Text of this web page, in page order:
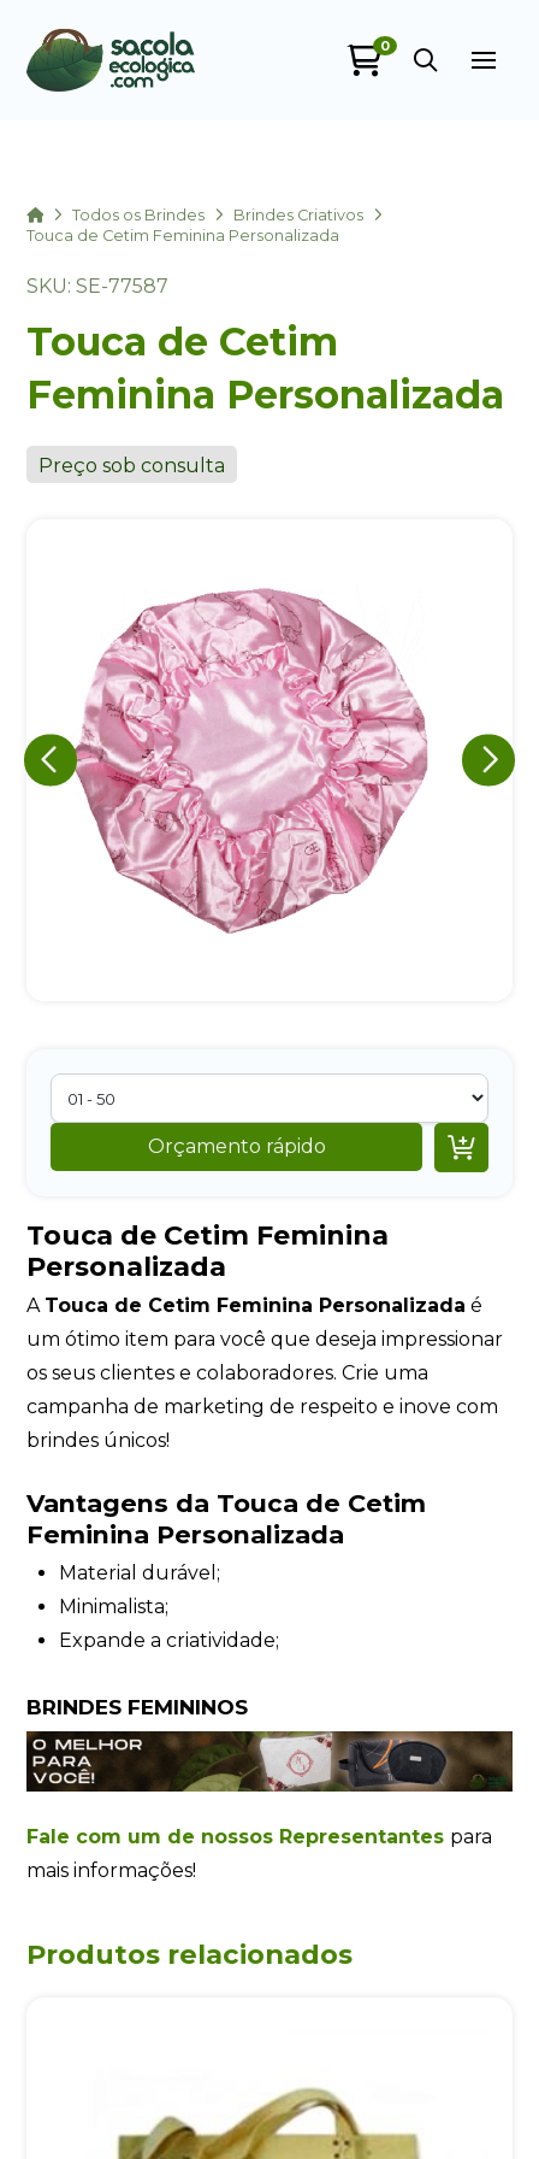
0
HomeTodos os Brindes
Brindes Criativos
Touca de Cetim Feminina Personalizada
SKU: SE-77587
Touca de Cetim
Feminina Personalizada
Preço sob consulta
Orçamento rápido 
Touca de Cetim Feminina
Personalizada
A Touca de Cetim Feminina Personalizada é
um ótimo item para você que deseja impressionar
os seus clientes e colaboradores. Crie uma
campanha de marketing de respeito e inove com
brindes únicos!
Vantagens da Touca de Cetim
Feminina Personalizada
Material durável;
Minimalista;
Expande a criatividade;
BRINDES FEMININOS
Fale com um de nossos Representantes para
mais informações!
Produtos relacionados
Eu concordo em receber comunicações.
A nossa empresa está comprometida a proteger e respeitar
sua privacidade, utilizaremos seus dados apenas para fins
de marketing. Você pode alterar suas preferências a
qualquer momento.
Iniciar conversa